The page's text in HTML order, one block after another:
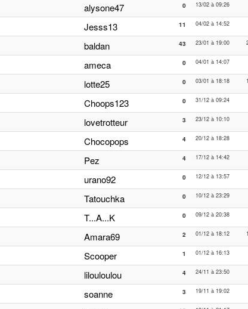
alysone47 0 13/02 à 09:26
Jesss13 11 04/02 à 14:52
baldan 43 23/01 à 19:00
ameca 0 04/01 à 14:07
lotte25 0 03/01 à 18:18
Choops123 0 31/12 à 09:24
lovetrotteur 3 23/12 à 10:10
Chocopops 4 20/12 à 18:28
Pez 4 17/12 à 14:42
urano92 0 12/12 à 13:57
Tatouchka 0 10/12 à 23:29
T...A...K 0 09/12 à 20:38
Amara69 2 01/12 à 18:12
Scooper 1 01/12 à 16:13
lilouloulou 4 24/11 à 23:50
soanne 3 19/11 à 19:02